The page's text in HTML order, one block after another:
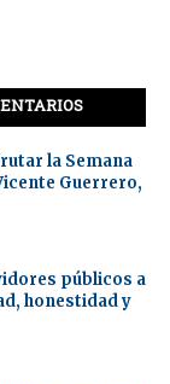
la Semana
Guerrero,
públicos a
honestidad y